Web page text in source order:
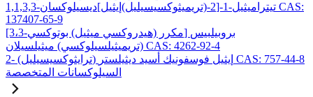
1,1,3,3-تيتراميثيل-1-[2-(تريميثوكسيسيليل)إيثيل]ديسيلوكسان CAS:
137407-65-9
[3،3-مكرر (هيدروكسي ميثيل) بوتوكسي] بروبيلبيس
(تريميثيلسيلوكسي) ميثيلسيلان CAS: 4262-92-4
2- (ترايثوكسيسيليل) إيثيل فوسفونيك أسيد ديثيلستر CAS: 757-44-8
السيلوكسانات المتخصصة